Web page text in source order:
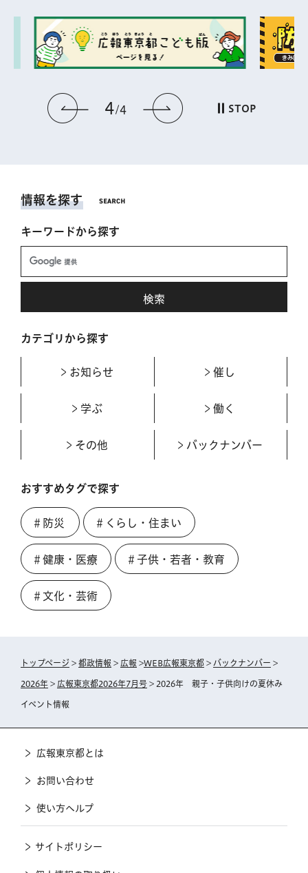
前のスライドを表示
4 4 次のスライドを表
STOP
情報を探す
キーワードから探す
カテゴリから探す
お知らせ 催し
学ぶ 働く
その他 バックナンバー
おすすめタグで探す
＃防災 ＃くらし・住まい
＃健康・医療 ＃子供・若者・教育
＃文化・芸術
トップページ > 都政情報 > 広報 >WEB広報東京都 > バックナンバー >
2026年 > 広報東京都2026年7月号 > 2026年 親子・子供向けの夏休み
イベント情報
広報東京都とは
お問い合わせ
使い方ヘルプ
サイトポリシー